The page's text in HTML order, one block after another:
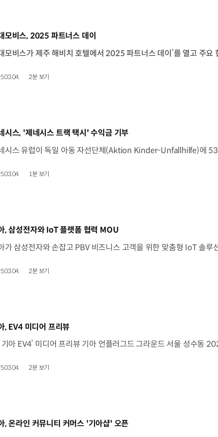
상]
모비스, 2025 파트너스 데이
2분 보기
상]
시스, '제네시스 트랙 택시' 수익금 기부
1분 보기
상]
, 삼성전자와 IoT 플랫폼 협력 MOU
2분 보기
상]
, EV4 미디어 프리뷰
2분 보기
상]
, 온라인 커뮤니티 커머스 '기아샵' 오픈